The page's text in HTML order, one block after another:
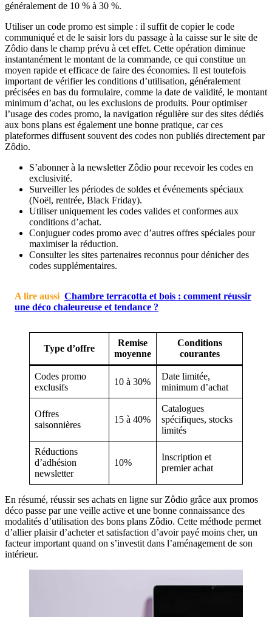
généralement de 10 % à 30 %.
Utiliser un code promo est simple : il suffit de copier le code
communiqué et de le saisir lors du passage à la caisse sur le site de
Zôdio dans le champ prévu à cet effet. Cette opération diminue
instantanément le montant de la commande, ce qui constitue un
moyen rapide et efficace de faire des économies. Il est toutefois
important de vérifier les conditions d’utilisation, généralement
précisées en bas du formulaire, comme la date de validité, le montant
minimum d’achat, ou les exclusions de produits. Pour optimiser
l’usage des codes promo, la navigation régulière sur des sites dédiés
aux bons plans est également une bonne pratique, car ces
plateformes diffusent souvent des codes non publiés directement par
Zôdio.
S’abonner à la newsletter Zôdio pour recevoir les codes en
exclusivité.
Surveiller les périodes de soldes et événements spéciaux
(Noël, rentrée, Black Friday).
Utiliser uniquement les codes valides et conformes aux
conditions d’achat.
Conjuguer codes promo avec d’autres offres spéciales pour
maximiser la réduction.
Consulter les sites partenaires reconnus pour dénicher des
codes supplémentaires.
A lire aussi Chambre terracotta et bois : comment réussir
une déco chaleureuse et tendance ?
Type d’offre
Remise
moyenne
Conditions
courantes
Codes promo
exclusifs
10 à 30%
Date limitée,
minimum d’achat
Offres
saisonnières
15 à 40%
Catalogues
spécifiques, stocks
limités
Réductions
d’adhésion
newsletter
10%
Inscription et
premier achat
En résumé, réussir ses achats en ligne sur Zôdio grâce aux promos
déco passe par une veille active et une bonne connaissance des
modalités d’utilisation des bons plans Zôdio. Cette méthode permet
d’allier plaisir d’acheter et satisfaction d’avoir payé moins cher, un
facteur important quand on s’investit dans l’aménagement de son
intérieur.